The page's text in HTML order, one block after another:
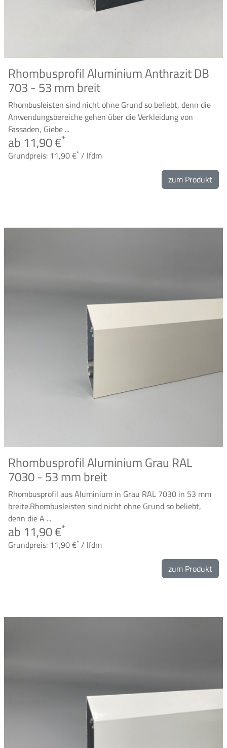
Rhombusprofil Aluminium Anthrazit DB
703 - 53 mm breit
Rhombusleisten sind nicht ohne Grund so beliebt, denn die
Anwendungsbereiche gehen über die Verkleidung von
Fassaden, Giebe ...
ab 11,90 €*
Grundpreis: 11,90 €* / lfdm
zum Produkt
Rhombusprofil Aluminium Grau RAL
7030 - 53 mm breit
Rhombusprofil aus Aluminium in Grau RAL 7030 in 53 mm
breite.Rhombusleisten sind nicht ohne Grund so beliebt,
denn die A ...
ab 11,90 €*
Grundpreis: 11,90 €* / lfdm
zum Produkt